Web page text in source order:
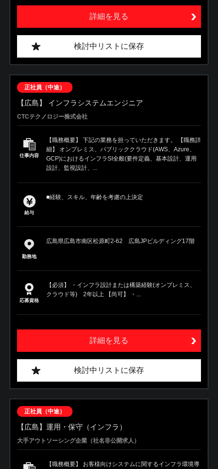
詳細を見る
検討中リストに保存
正社員（中途）
【広島】 インフラシステムエンジニア
CTCテクノロジー株式会社
仕事内容
【職務概要】 下記の業務を担っていただきます。 【職務詳
細】 オンプレミス、パブリッククラウド(AWS、Azure、
GCP)におけるインフラSI全般(要件定義、基本設計、運用
設計、監視設計、...
給与
■経験、スキル、年齢を考慮の上決定
勤務地
広島県広島市南区松原町2-62 広島JPビルディング17階
応募資格
【必須】 ・インフラ設計または構築経験(オンプレミス、
クラウド等) 2年以上 【尚可】 ・...
詳細を見る
検討中リストに保存
正社員（中途）
【広島】運用・保守（インフラ）
大手アウトソーシング企業（社名非公開求人）
【職務概要】 お客様向けシステムに関するインフラ環境導